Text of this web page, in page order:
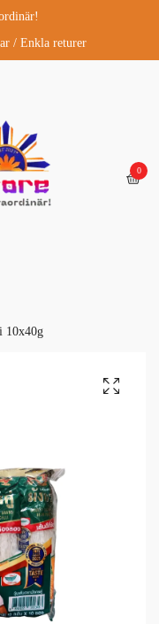
/ Enkla returer
0
10x40g